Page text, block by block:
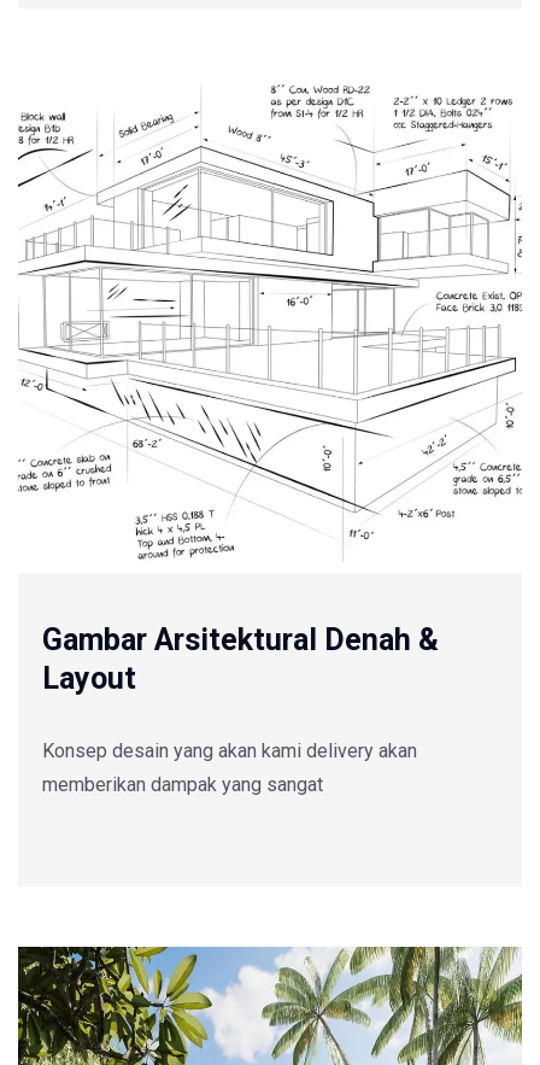
Gambar Arsitektural Denah &
Layout
Konsep desain yang akan kami delivery akan
memberikan dampak yang sangat